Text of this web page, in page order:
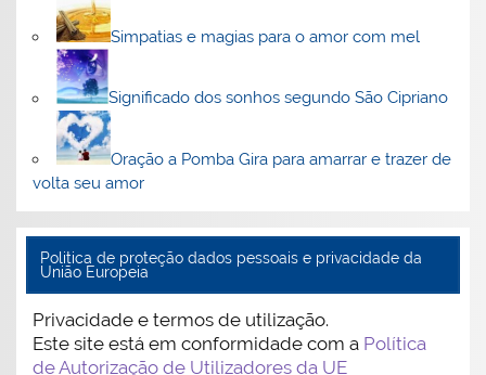
Simpatias e magias para o amor com mel
Significado dos sonhos segundo São Cipriano
Oração a Pomba Gira para amarrar e trazer de
volta seu amor
Politica de proteção dados pessoais e privacidade da
União Europeia
Privacidade e termos de utilização.
Este site está em conformidade com a Política
de Autorização de Utilizadores da UE